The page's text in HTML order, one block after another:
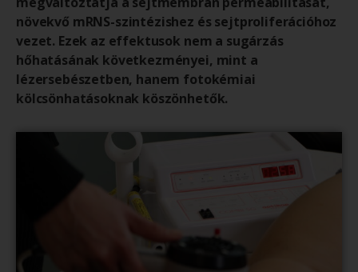
növekvő mRNS-szintézishez és sejtproliferációhoz
vezet. Ezek az effektusok nem a sugárzás
hőhatásának következményei, mint a
lézersebészetben, hanem fotokémiai
kölcsönhatásoknak köszönhetők.